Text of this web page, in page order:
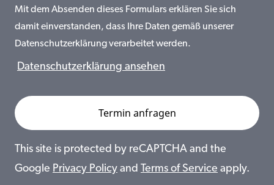
Mit dem Absenden dieses Formulars erklären Sie sich
damit einverstanden, dass Ihre Daten gemäß unserer
Datenschutzerklärung verarbeitet werden.
Datenschutzerklärung ansehen
This site is protected by reCAPTCHA and the
Google Privacy Policy and Terms of Service apply.